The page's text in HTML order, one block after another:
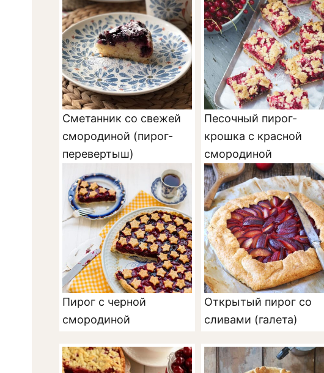
Сметанник со свежей
смородиной (пирог-
перевертыш)
Песочный пирог-
крошка с красной
смородиной
Пирог с черной
смородиной
Открытый пирог со
сливами (галета)